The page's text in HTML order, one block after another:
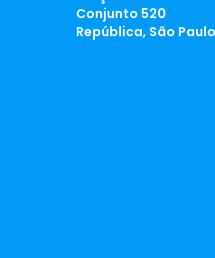
Conjunto 520
República, São